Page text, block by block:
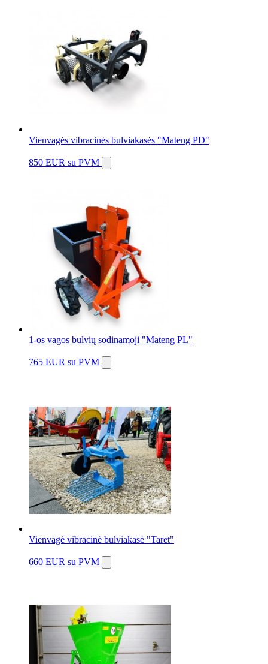
Vienvagės vibracinės bulviakasės "Mateng PD"
850 EUR su PVM
1-os vagos bulvių sodinamoji "Mateng PL"
765 EUR su PVM
Vienvagė vibracinė bulviakasė "Taret"
660 EUR su PVM